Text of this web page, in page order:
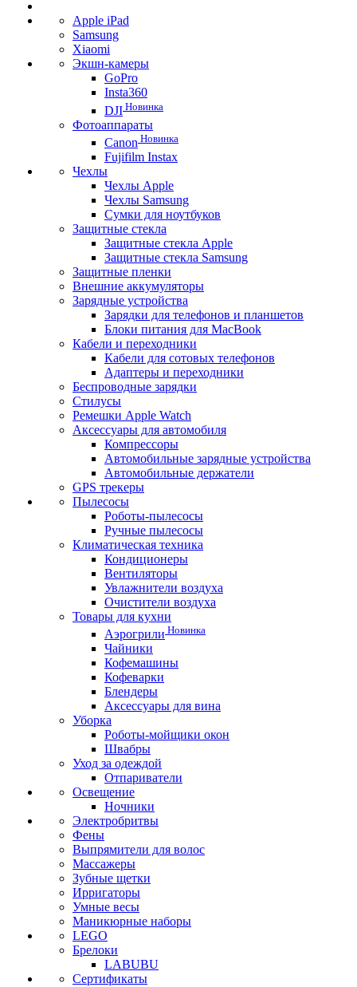
Apple iPad
Samsung
Xiaomi
Экшн-камеры
GoPro
Insta360
DJI Новинка
Фотоаппараты
Canon Новинка
Fujifilm Instax
Чехлы
Чехлы Apple
Чехлы Samsung
Сумки для ноутбуков
Защитные стекла
Защитные стекла Apple
Защитные стекла Samsung
Защитные пленки
Внешние аккумуляторы
Зарядные устройства
Зарядки для телефонов и планшетов
Блоки питания для MacBook
Кабели и переходники
Кабели для сотовых телефонов
Адаптеры и переходники
Беспроводные зарядки
Стилусы
Ремешки Apple Watch
Аксессуары для автомобиля
Компрессоры
Автомобильные зарядные устройства
Автомобильные держатели
GPS трекеры
Пылесосы
Роботы-пылесосы
Ручные пылесосы
Климатическая техника
Кондиционеры
Вентиляторы
Увлажнители воздуха
Очистители воздуха
Товары для кухни
Аэрогрили Новинка
Чайники
Кофемашины
Кофеварки
Блендеры
Аксессуары для вина
Уборка
Роботы-мойщики окон
Швабры
Уход за одеждой
Отпариватели
Освещение
Ночники
Электробритвы
Фены
Выпрямители для волос
Массажеры
Зубные щетки
Ирригаторы
Умные весы
Маникюрные наборы
LEGO
Брелоки
LABUBU
Сертификаты